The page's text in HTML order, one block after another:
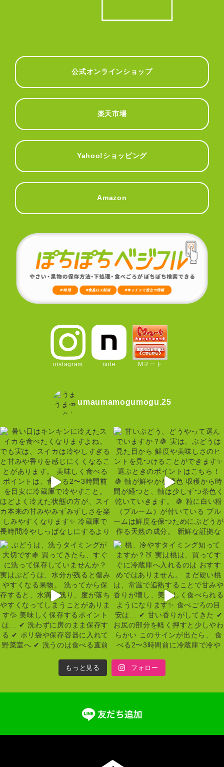
公式オンラインショップ
楽天市場
Yahoo!ショッピング
Amazon
instagram note Mマート
umaumamogumogu.25
もっと見る フォロー